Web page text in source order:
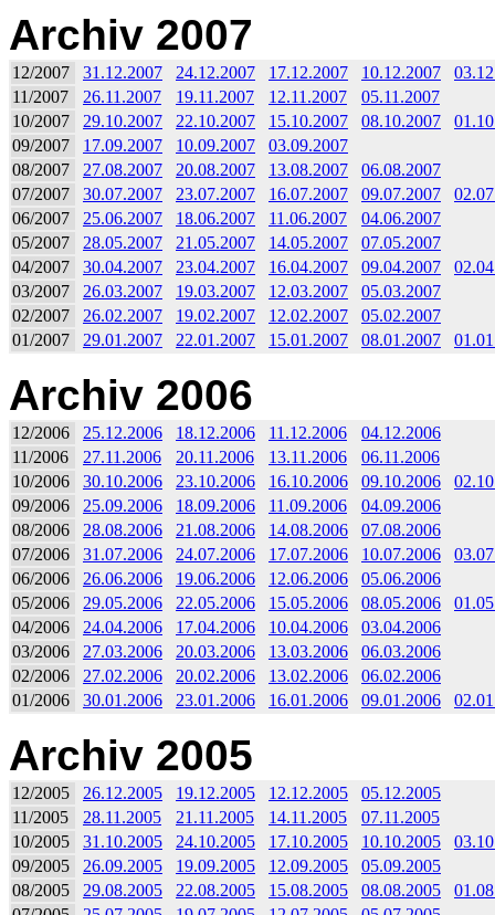
Archiv 2007
12/2007 31.12.2007 24.12.2007 17.12.2007 10.12.2007
11/2007
26.11.2007 19.11.2007 12.11.2007
05.11.2007
10/2007
29.10.2007 22.10.2007 15.10.2007 08.10.2007
09/2007
17.09.2007 10.09.2007
03.09.2007
08/2007
27.08.2007 20.08.2007 13.08.2007
06.08.2007
07/2007
30.07.2007 23.07.2007 16.07.2007 09.07.2007
06/2007
25.06.2007 18.06.2007 11.06.2007
04.06.2007
05/2007
28.05.2007 21.05.2007 14.05.2007
07.05.2007
04/2007
30.04.2007 23.04.2007 16.04.2007 09.04.2007
03/2007
26.03.2007 19.03.2007 12.03.2007
05.03.2007
02/2007
26.02.2007 19.02.2007 12.02.2007
05.02.2007
01/2007
29.01.2007 22.01.2007 15.01.2007 08.01.2007
Archiv 2006
12/2006 25.12.2006 18.12.2006 11.12.2006
04.12.2006
11/2006
27.11.2006 20.11.2006 13.11.2006
06.11.2006
10/2006
30.10.2006 23.10.2006 16.10.2006 09.10.2006
09/2006
25.09.2006 18.09.2006 11.09.2006
04.09.2006
08/2006
28.08.2006 21.08.2006 14.08.2006
07.08.2006
07/2006
31.07.2006 24.07.2006 17.07.2006 10.07.2006
06/2006
26.06.2006 19.06.2006 12.06.2006
05.06.2006
05/2006
29.05.2006 22.05.2006 15.05.2006 08.05.2006
04/2006
24.04.2006 17.04.2006 10.04.2006
03.04.2006
03/2006
27.03.2006 20.03.2006 13.03.2006
06.03.2006
02/2006
27.02.2006 20.02.2006 13.02.2006
06.02.2006
01/2006
30.01.2006 23.01.2006 16.01.2006 09.01.2006
Archiv 2005
12/2005 26.12.2005 19.12.2005 12.12.2005
05.12.2005
11/2005
28.11.2005 21.11.2005 14.11.2005
07.11.2005
10/2005
31.10.2005 24.10.2005 17.10.2005 10.10.2005
09/2005
26.09.2005 19.09.2005 12.09.2005
05.09.2005
08/2005
29.08.2005 22.08.2005 15.08.2005 08.08.2005